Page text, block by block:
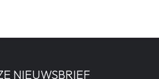
NIEUWSBRIEF